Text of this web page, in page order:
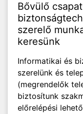
Bővülő
szerelő
keresünk
Informatikai és
szerelünk és
(megrendelők
biztosítunk
előrelépési